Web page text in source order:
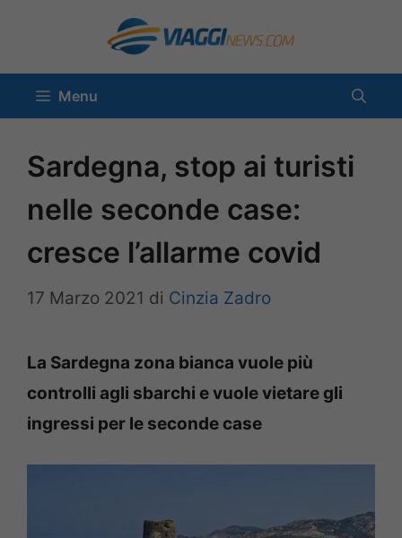
contenuto
Menu
Sardegna, stop ai turisti
nelle seconde case:
cresce l’allarme covid
17 Marzo 2021 di Cinzia Zadro
La Sardegna zona bianca vuole più
controlli agli sbarchi e vuole vietare gli
ingressi per le seconde case